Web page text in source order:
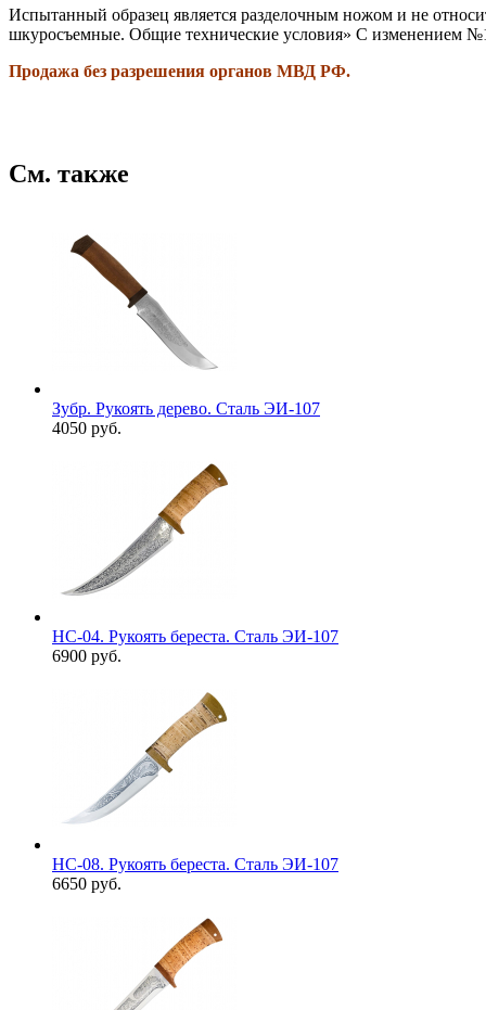
Испытанный образец является разделочным ножом и не
шкуросъемные. Общие технические условия» С изменением
Продажа без разрешения органов МВД РФ.
См. также
Зубр. Рукоять дерево. Сталь ЭИ-107
4050 руб.
НС-04. Рукоять береста. Сталь ЭИ-107
6900 руб.
НС-08. Рукоять береста. Сталь ЭИ-107
6650 руб.